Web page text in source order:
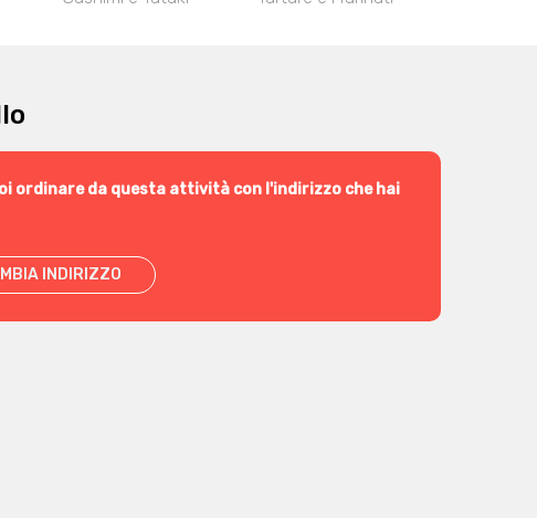
ordinare da questa attività con l'indirizzo che hai
INDIRIZZO